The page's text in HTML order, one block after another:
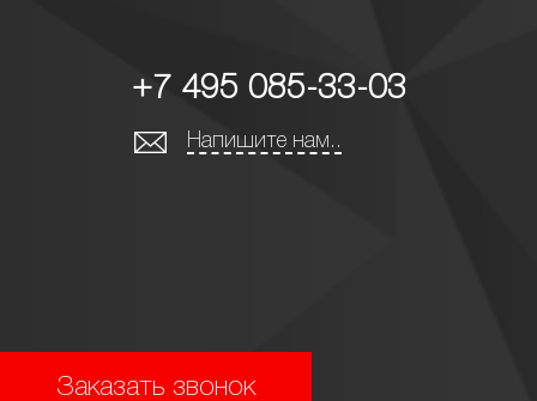
+7 495 085-33-03
Напишите нам..
Заказать звонок